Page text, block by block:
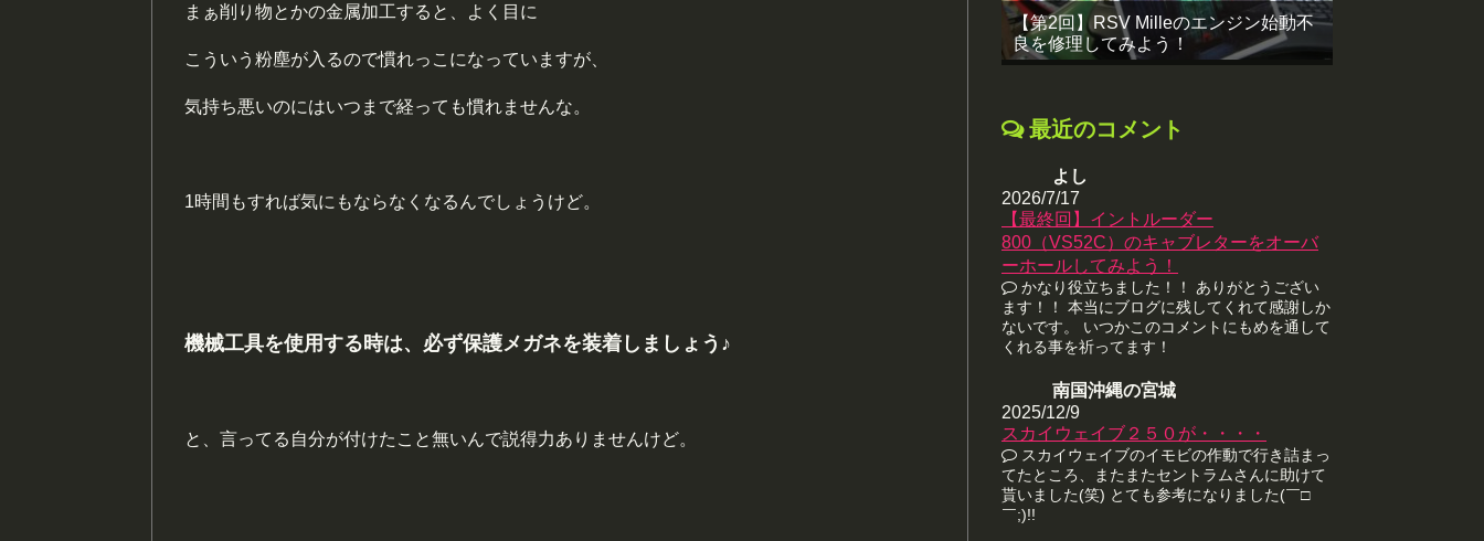
まぁ削り物とかの金属加工すると、よく目に
こういう粉塵が入るので慣れっこになっていますが、
気持ち悪いのにはいつまで経っても慣れませんな。
1時間もすれば気にもならなくなるんでしょうけど。
機械工具を使用する時は、必ず保護メガネを装着しましょう♪
と、言ってる自分が付けたこと無いんで説得力ありませんけど。
【第2回】RSV Milleのエンジン始動不
良を修理してみよう！
最近のコメント
よし
2026/7/17
【最終回】イントルーダー
800（VS52C）のキャブレターをオーバ
ーホールしてみよう！
かなり役立ちました！！ ありがとうござい
ます！！ 本当にブログに残してくれて感謝しか
ないです。 いつかこのコメントにもめを通して
くれる事を祈ってます！
南国沖縄の宮城
2025/12/9
スカイウェイブ２５０が・・・・
スカイウェイブのイモビの作動で行き詰まっ
てたところ、またまたセントラムさんに助けて
貰いました(笑) とても参考になりました(￣□
￣;)!!